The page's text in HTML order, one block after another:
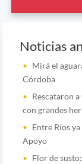
Noticias
Mirá el
Córdoba
Rescataron
con grandes
Entre Ríos
Apoyo
Flor de